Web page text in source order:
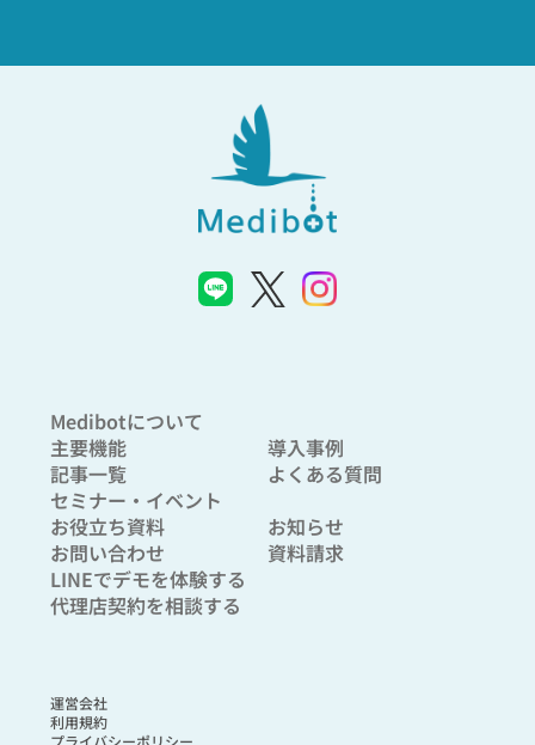
Medibotについて
主要機能
導入事例
記事一覧
よくある質問
セミナー・イベント
お役立ち資料
お知らせ
お問い合わせ
資料請求
LINEでデモを体験する
代理店契約を相談する
運営会社
利用規約
プライバシーポリシー